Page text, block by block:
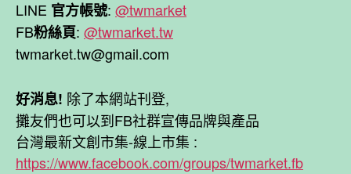
LINE 官方帳號: @twmarket
FB粉絲頁: @twmarket.tw
twmarket.tw@gmail.com
好消息! 除了本網站刊登,
攤友們也可以到FB社群宣傳品牌與產品
台灣最新文創市集-線上市集 :
https://www.facebook.com/groups/twmarket.fb